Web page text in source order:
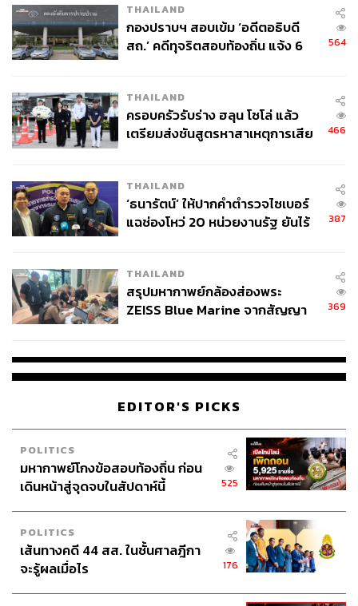
THAILAND
กองปราบฯ สอบเข้ม ‘อดีตอธิบดี
สถ.’ คดีทุจริตสอบท้องถิ่น แจ้ง 6
564
THAILAND
ครอบครัวรับร่าง ฮลุน โซโล่ แล้ว
เตรียมส่งชันสูตรหาสาเหตุการเสีย
466
THAILAND
‘ธนารัตน์’ ให้ปากคำตำรวจไซเบอร์
แฉช่องโหว่ 20 หน่วยงานรัฐ ยันไร้
387
THAILAND
สรุปมหากาพย์กล้องส่องพระ
ZEISS Blue Marine จากสัญญา
จ่ายหนี้-แอบระบุแบรนด์
369
EDITOR'S PICKS
POLITICS
มหากาพย์โกงข้อสอบท้องถิ่น ก่อน
เดินหน้าสู่จุดจบในสัปดาห์นี้
525
POLITICS
เส้นทางคดี 44 สส. ในชั้นศาลฎีกา
จะรู้ผลเมื่อไร
176